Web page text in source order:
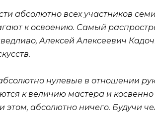
абсолютно всех участников
к освоению. Самый
Алексей Алексеевич
нулевые в отношении
к величию мастера и косвенно
абсолютно ничего. Будучи